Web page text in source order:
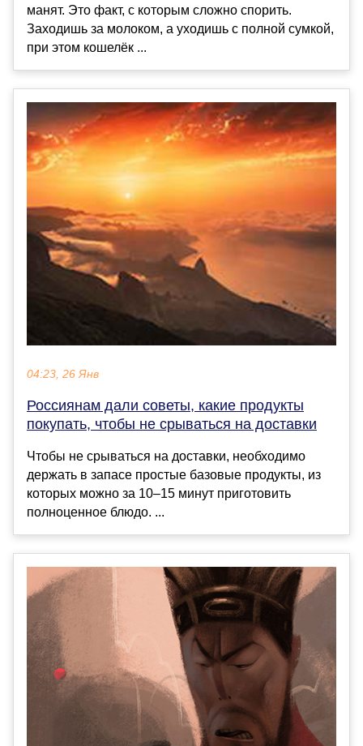
манят. Это факт, с которым сложно спорить.
Заходишь за молоком, а уходишь с полной сумкой,
при этом кошелёк ...
04:23, 26 Янв
Россиянам дали советы, какие продукты
покупать, чтобы не срываться на доставки
Чтобы не срываться на доставки, необходимо
держать в запасе простые базовые продукты, из
которых можно за 10–15 минут приготовить
полноценное блюдо. ...